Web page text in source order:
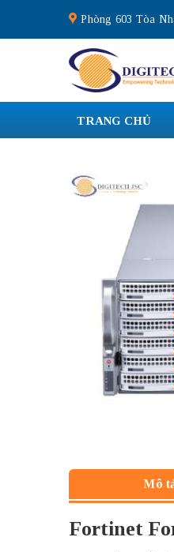
content
Phòng 603 Tòa
TRANG CHỦ
Mô
Fortinet